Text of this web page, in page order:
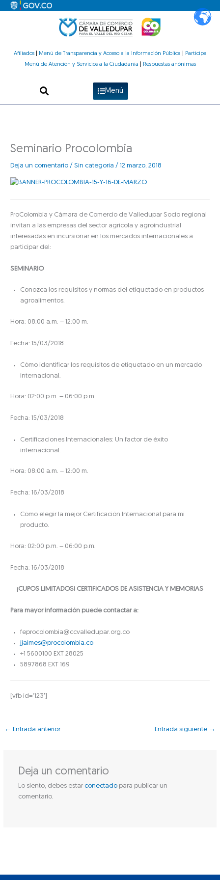
Afiliados| Menú de Transparencia y Acceso a la Información Pública
Participa
Menú de Atención y Servicios a la Ciudadanía
Respuestas anónimas
Menú
Seminario Procolombia
Deja un comentario /Sin categoría /12 marzo, 2018
ProColombia y Cámara de Comercio de Valledupar Socio regional
invitan a las empresas del sector agrícola y agroindustrial
interesadas en incursionar en los mercados internacionales a
participar del:
SEMINARIO
Conozca los requisitos y normas del etiquetado en productos
agroalimentos.
Hora: 08:00 a.m. – 12:00 m.
Fecha: 15/03/2018
Cómo identificar los requisitos de etiquetado en un mercado
internacional.
Hora: 02:00 p.m. – 06:00 p.m.
Fecha: 15/03/2018
Certificaciones Internacionales: Un factor de éxito
internacional.
Hora: 08:00 a.m. – 12:00 m.
Fecha: 16/03/2018
Cómo elegir la mejor Certificación Internacional para mi
producto.
Hora: 02:00 p.m. – 06:00 p.m.
Fecha: 16/03/2018
¡CUPOS LIMITADOS! CERTIFICADOS DE ASISTENCIA Y MEMORIAS
Para mayor información puede contactar a:
feprocolombia@ccvalledupar.org.co
jjaimes@procolombia.co
+1 5600100 EXT 28025
5897868 EXT 169
[vfb id=’123′]
← Entrada anterior Entrada siguiente →
Deja un comentario
Lo siento, debes estar conectadopara publicar un
comentario.